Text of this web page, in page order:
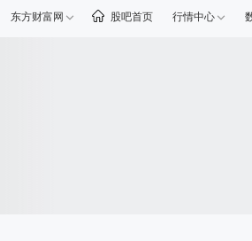
东方财富网 股吧首页 行情中心